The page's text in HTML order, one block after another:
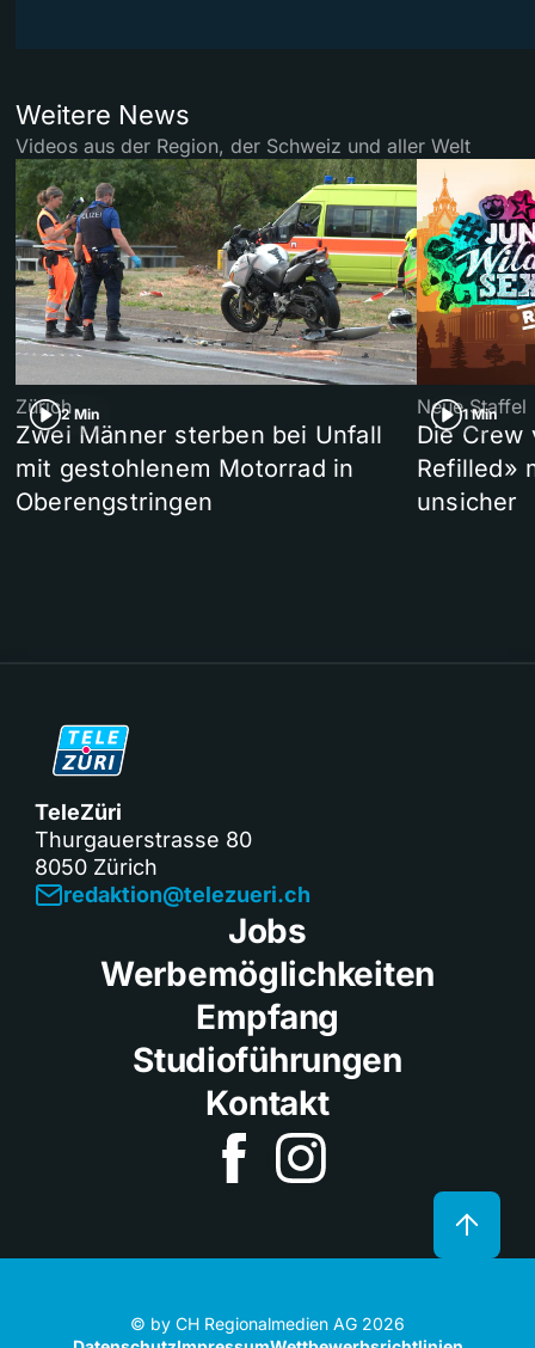
Weitere News
Videos aus der Region, der Schweiz und aller Welt
2 Min
Zürich
Zwei Männer sterben bei Unfall
mit gestohlenem Motorrad in
Oberengstringen
1 Min
Neue Staffel
Die Crew
Refilled»
unsicher
TeleZüri
Thurgauerstrasse 80
8050 Zürich
redaktion@telezueri.ch
Jobs
Werbemöglichkeiten
Empfang
Studioführungen
Kontakt
© by CH Regionalmedien AG 2026